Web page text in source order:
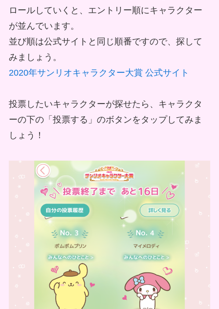
ロールしていくと、エントリー順にキャラクター
が並んでいます。
並び順は公式サイトと同じ順番ですので、探して
みましょう。
2020年サンリオキャラクター大賞 公式サイト
投票したいキャラクターが探せたら、キャラクタ
ーの下の「投票する」のボタンをタップしてみま
しょう！